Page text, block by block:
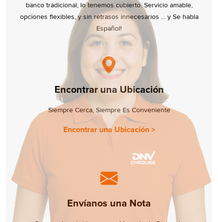
banco tradicional, lo tenemos cubierto. Servicio amable,
opciones flexibles, y sin retrasos innecesarios ... y Se habla
Español!
Encontrar una Ubicación
Siempre Cerca, Siempre Es Conveniente
Encontrar una Ubicación >
Envíanos una Nota